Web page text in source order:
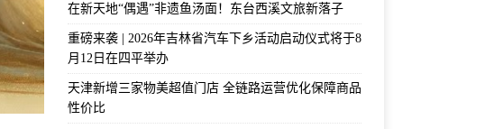
在新天地“偶遇”非遗鱼汤面！东台西溪文旅新落子
重磅来袭 | 2026年吉林省汽车下乡活动启动仪式将于8
月12日在四平举办
天津新增三家物美超值门店 全链路运营优化保障商品
性价比